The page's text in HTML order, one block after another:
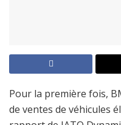
Pour la première fois,
de ventes de véhicules